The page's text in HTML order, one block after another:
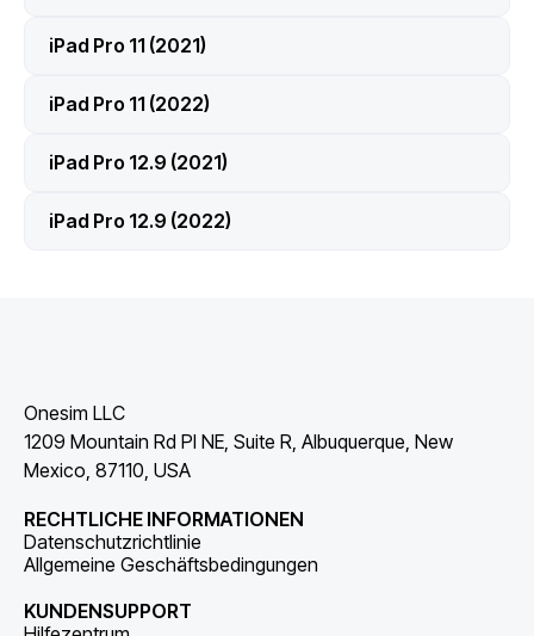
iPad Pro 11 (2021)
iPad Pro 11 (2022)
iPad Pro 12.9 (2021)
iPad Pro 12.9 (2022)
Onesim LLC
1209 Mountain Rd Pl NE, Suite R, Albuquerque, New
Mexico, 87110, USA
RECHTLICHE INFORMATIONEN
Datenschutzrichtlinie
Allgemeine Geschäftsbedingungen
KUNDENSUPPORT